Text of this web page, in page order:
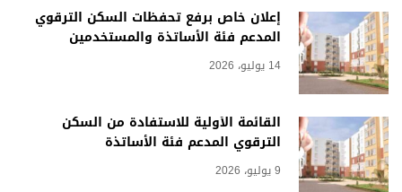
إعلان خاص برفع تحفظات السكن الترقوي
المدعم فئة الأساتذة والمستخدمين
14 يوليو، 2026
القائمة الأولية للاستفادة من السكن
الترقوي المدعم فئة الأساتذة
9 يوليو، 2026